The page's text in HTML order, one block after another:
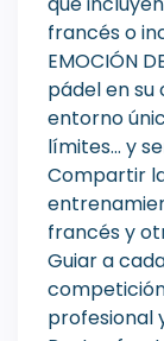
francés o
EMOCIÓN
pádel en su
entorno
límites… y
Compartir
francés y
Guiar a
profesional